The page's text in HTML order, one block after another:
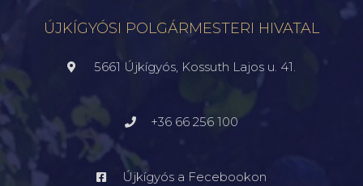
ÚJKÍGYÓSI POLGÁRMESTERI HIVATAL
5661 Újkígyós, Kossuth Lajos u. 41.
+36 66 256 100
Újkígyós a Fecebookon